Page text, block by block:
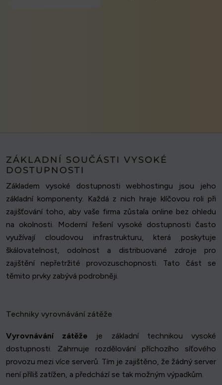
ZÁKLADNÍ SOUČÁSTI VYSOKÉ
DOSTUPNOSTI
Základem vysoké dostupnosti webhostingu jsou jeho
základní komponenty. Každá z nich hraje klíčovou roli při
zajišťování toho, aby vaše firma zůstala online bez ohledu
na okolnosti. Moderní řešení vysoké dostupnosti často
využívají cloudovou infrastrukturu, která poskytuje
škálovatelnost, odolnost a distribuované zdroje pro
zajištění nepřetržité provozuschopnosti. Tato část se
těmito prvky zabývá podrobněji.
Techniky vyrovnávání zátěže
Vyrovnávání zátěže je základní technikou vysoké
dostupnosti. Zahrnuje rozdělování příchozího síťového
provozu mezi více serverů. Tím je zajištěno, že žádný server
není příliš zatížen, a předchází se tak možným výpadkům.